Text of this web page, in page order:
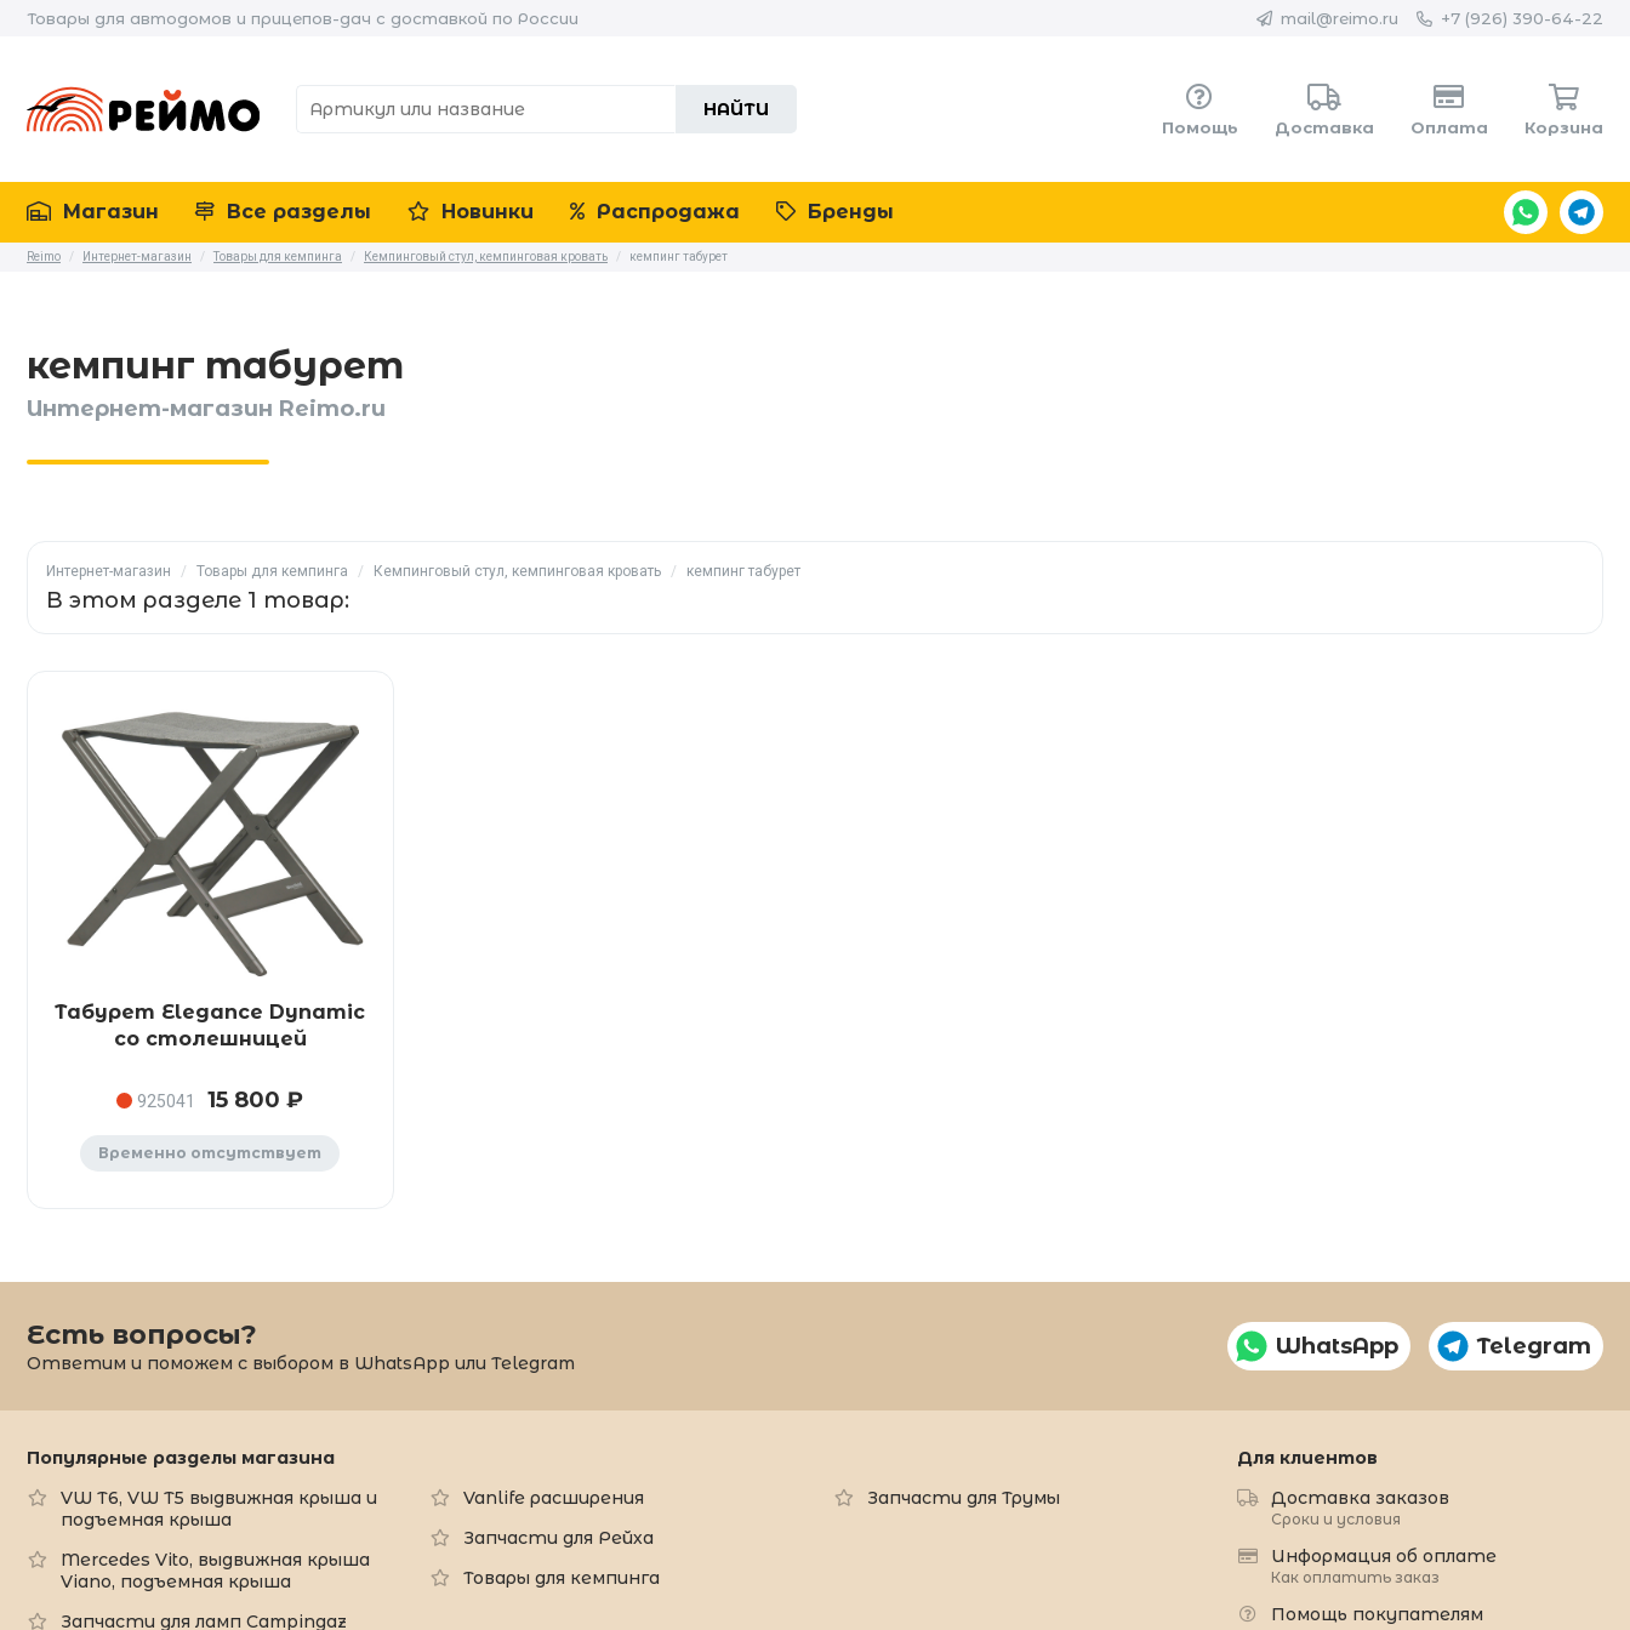
Товары для автодомов и прицепов-дач с доставкой по России mail@reimo.ru +7 (926) 390-64-22
НАЙТИ
Помощь Доставка Оплата Корзина
Магазин Все разделы Новинки Распродажа Бренды
Reimo / Интернет-магазин / Товары для кемпинга / Кемпинговый стул, кемпинговая кровать / кемпинг табурет
кемпинг табурет
Интернет-магазин Reimo.ru
Интернет-магазин / Товары для кемпинга / Кемпинговый стул, кемпинговая кровать / кемпинг табурет
В этом разделе 1 товар:
Табурет Elegance Dynamic
со столешницей
925041 15 800 ₽
Временно отсутствует
Есть вопросы?
Ответим и поможем с выбором в WhatsApp или Telegram
WhatsApp Telegram
Популярные разделы магазина
VW T6, VW T5 выдвижная крыша и
подъемная крыша
Mercedes Vito, выдвижная крыша
Viano, подъемная крыша
Запчасти для ламп Campingaz
Vanlife расширения
Запчасти для Рейха
Товары для кемпинга
Запчасти для Трумы
Для клиентов
Доставка заказов
Сроки и условия
Информация об оплате
Как оплатить заказ
Помощь покупателям